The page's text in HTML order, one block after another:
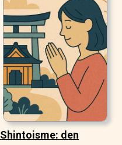
Shintoisme: den